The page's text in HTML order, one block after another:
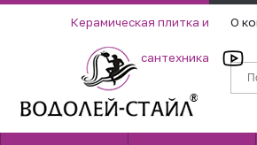
Керамическая плитка и
сантехника
О